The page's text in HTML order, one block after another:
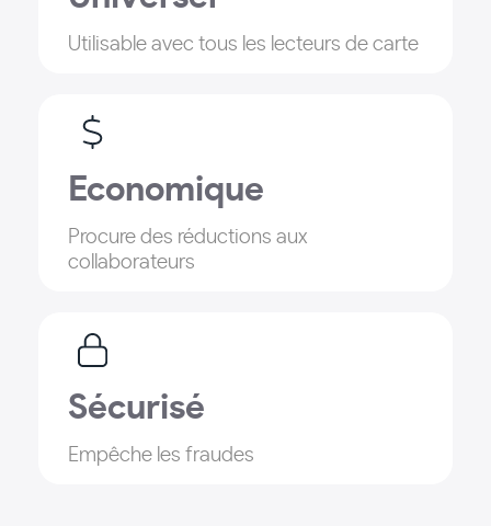
Utilisable avec tous les lecteurs de carte
Economique
Procure des réductions aux
collaborateurs
Sécurisé
Empêche les fraudes